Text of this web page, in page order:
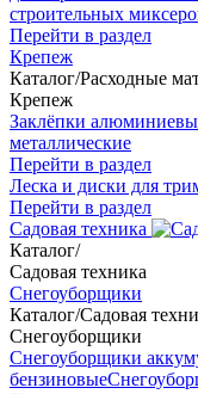
строительных
Перейти в раздел
Крепеж
Каталог/Расходные
Крепеж
Заклёпки
металлические
Перейти в раздел
Леска и диски для
Перейти в раздел
Садовая техника
Каталог/
Садовая техника
Снегоуборщики
Каталог/Садовая
Снегоуборщики
Снегоуборщики
бензиновые